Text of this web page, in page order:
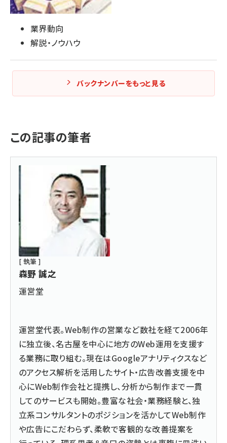
業界動向
解説・ノウハウ
バックナンバーをもっと見る
この記事の筆者
[ 執筆 ]
森野 誠之
運営堂
運営堂代表。Web制作の営業など数社を経て2006年
に独立後、名古屋を中心に地方のWeb運用を支援す
る業務に取り組む。現在はGoogleアナリティクスなど
のアクセス解析を活用したサイト・広告改善支援を中
心にWeb制作会社と提携し、分析から制作まで一貫
してのサービスも開始。豊富な社会・業務経験と、独
立系コンサルタントのポジションを活かしてWeb制作
や広告にこだわらず、柔軟で客観的な改善提案を